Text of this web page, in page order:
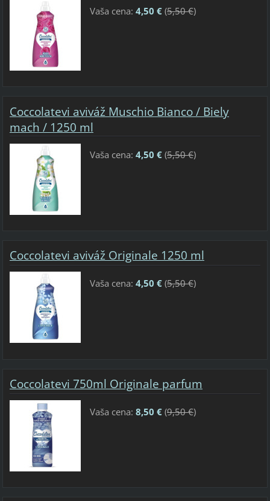
Vaša cena: 4,50 €(5,50 €)
Coccolatevi aviváž Muschio Bianco / Biely
mach / 1250 ml
Vaša cena: 4,50 €(5,50 €)
Coccolatevi aviváž Originale 1250 ml
Vaša cena: 4,50 €(5,50 €)
Coccolatevi 750ml Originale parfum
Vaša cena: 8,50 €(9,50 €)